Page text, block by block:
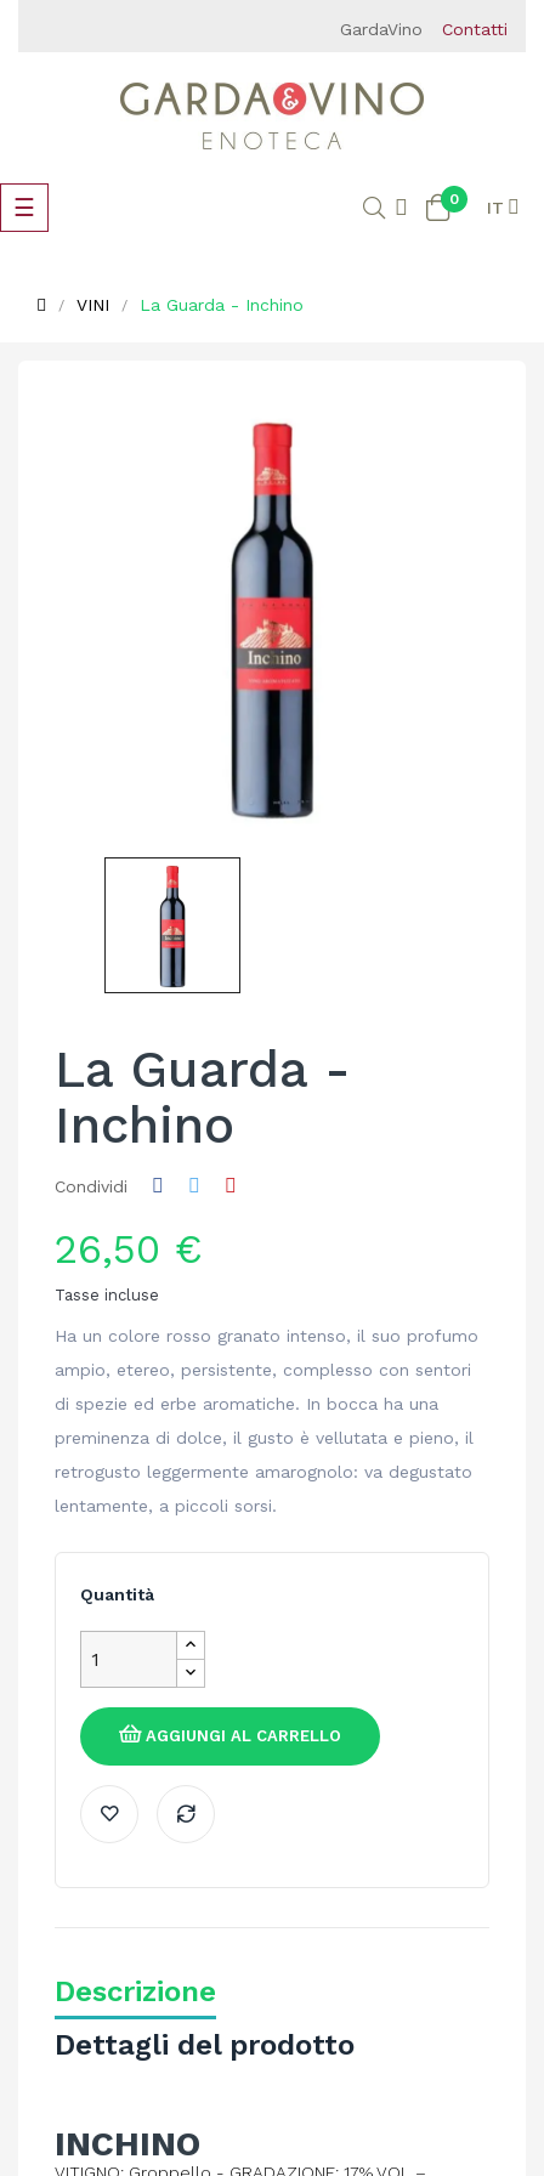
GardaVino Contatti
navigazione
Toggle
☰ 0 IT
VINI La Guarda - Inchino
La Guarda -
Inchino
Condividi
26,50 €
Tasse incluse
Ha un colore rosso granato intenso, il suo profumo
ampio, etereo, persistente, complesso con sentori
di spezie ed erbe aromatiche. In bocca ha una
preminenza di dolce, il gusto è vellutata e pieno, il
retrogusto leggermente amarognolo: va degustato
lentamente, a piccoli sorsi.
Quantità
AGGIUNGI AL CARRELLO
Descrizione
Dettagli del prodotto
INCHINO